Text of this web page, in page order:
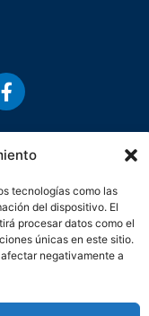
tecnologías como las
del dispositivo. El
procesar datos como el
únicas en este sitio.
negativamente a
de Empresarios